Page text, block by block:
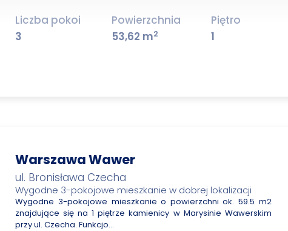
Liczba pokoi
3
Powierzchnia
53,62 m2
Piętro
1
Warszawa Wawer
ul. Bronisława Czecha
Wygodne 3-pokojowe mieszkanie w dobrej lokalizacji
Wygodne 3-pokojowe mieszkanie o powierzchni ok. 59.5 m2
znajdujące się na 1 piętrze kamienicy w Marysinie Wawerskim
przy ul. Czecha. Funkcjo…